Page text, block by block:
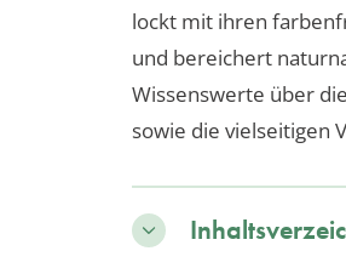
lockt mit ihren
und bereichert
Wissenswerte über
sowie die vielseitigen